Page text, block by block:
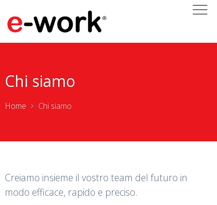
Chi siamo
Home Chi siamo
Creiamo insieme il vostro team del futuro in
modo efficace, rapido e preciso.